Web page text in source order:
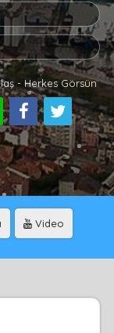
- Herkes Görsün
Video